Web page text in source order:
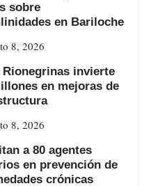
sobre
en Bariloche
8, 2026
Rionegrinas invierte
en mejoras de
8, 2026
a 80 agentes
en prevención de
crónicas